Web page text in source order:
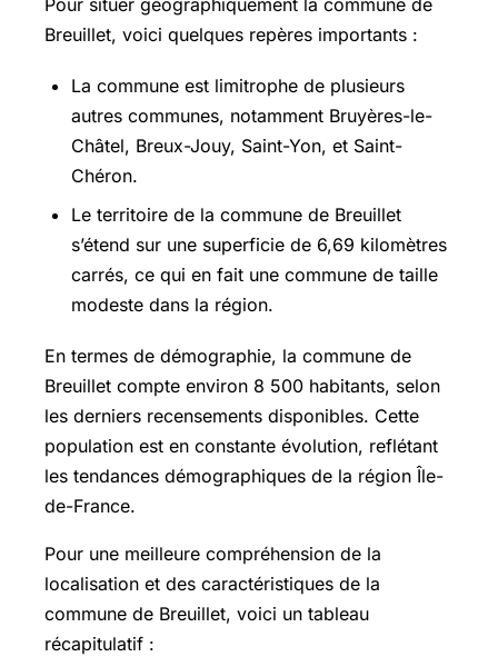
Breuillet, voici quelques repères importants :
La commune est limitrophe de plusieurs
autres communes, notamment Bruyères-le-
Châtel, Breux-Jouy, Saint-Yon, et Saint-
Chéron.
Le territoire de la commune de Breuillet
s’étend sur une superficie de 6,69 kilomètres
carrés, ce qui en fait une commune de taille
modeste dans la région.
En termes de démographie, la commune de
Breuillet compte environ 8 500 habitants, selon
les derniers recensements disponibles. Cette
population est en constante évolution, reflétant
les tendances démographiques de la région Île-
de-France.
Pour une meilleure compréhension de la
localisation et des caractéristiques de la
commune de Breuillet, voici un tableau
récapitulatif :